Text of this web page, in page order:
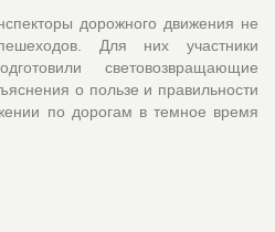
дорожного движения не
Для них участники
световозвращающие
о пользе и правильности
по дорогам в темное время